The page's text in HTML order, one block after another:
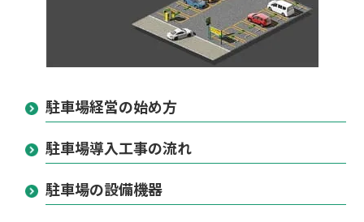
駐車場経営の始め方
駐車場導入工事の流れ
駐車場の設備機器